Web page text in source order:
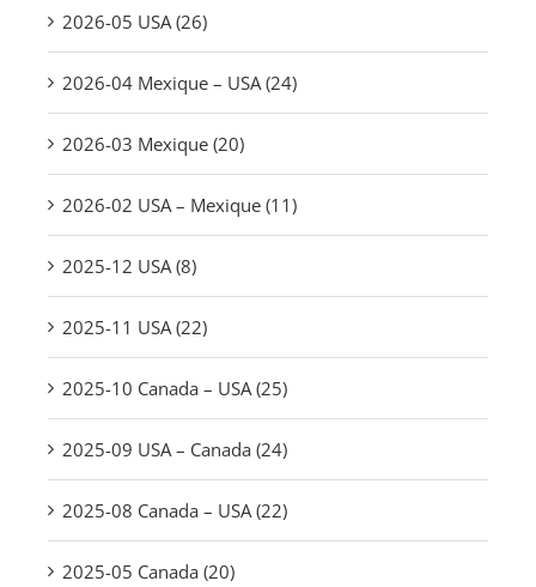
2026-05 USA (26)
2026-04 Mexique – USA (24)
2026-03 Mexique (20)
2026-02 USA – Mexique (11)
2025-12 USA (8)
2025-11 USA (22)
2025-10 Canada – USA (25)
2025-09 USA – Canada (24)
2025-08 Canada – USA (22)
2025-05 Canada (20)